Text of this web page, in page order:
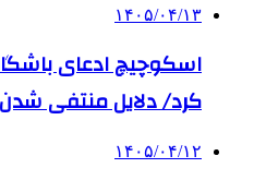
۱۴۰۵/۰۴/۱۳
اسکوچیچ ادعای
کرد/ دلایل منتفی
۱۴۰۵/۰۴/۱۲